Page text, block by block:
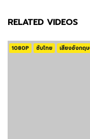
RELATED VIDEOS
1080P ซับไทย เสียงอังกฤษ